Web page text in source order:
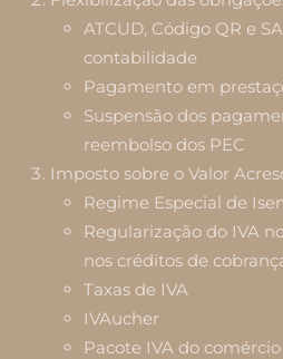
ATCUD, Código QR e
contabilidade
Pagamento em
Suspensão dos
reembolso dos PEC
Imposto sobre o Valor
Regime Especial de
Regularização do IVA
nos créditos de
Taxas de IVA
IVAucher
Pacote IVA do